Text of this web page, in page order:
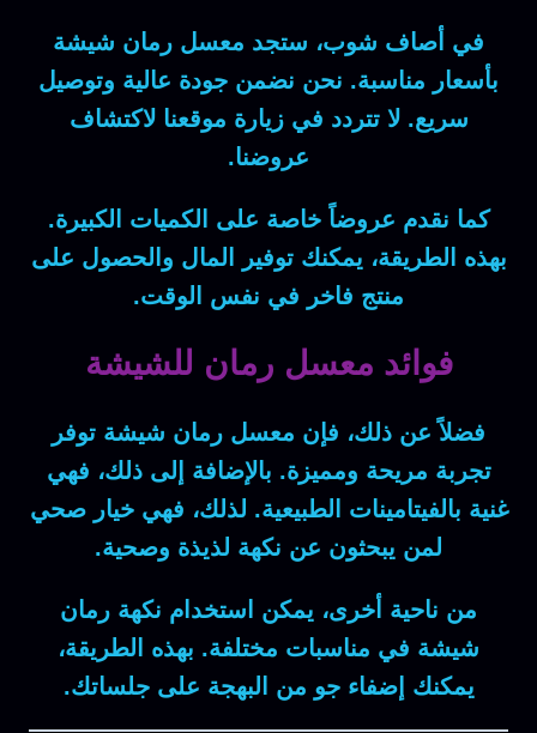
في أصاف شوب، ستجد معسل رمان شيشة
بأسعار مناسبة. نحن نضمن جودة عالية وتوصيل
سريع.لا تتردد في زيارة موقعنالاكتشاف
عروضنا.
كما نقدم عروضاً خاصة على الكميات الكبيرة.
بهذه الطريقة، يمكنكتوفير المال والحصول على
منتج فاخر في نفس الوقت.
فوائد معسل رمان للشيشة
فضلاً عن ذلك، فإن معسل رمان شيشة توفر
تجربة مريحة ومميزة. بالإضافة إلى ذلك، فهي
غنية بالفيتامينات الطبيعية. لذلك، فهيخيار صحي
لمن يبحثون عن نكهة لذيذة وصحية.
من ناحية أخرى، يمكن
استخدام نكهة رمان
شيشة في مناسبات مختلفة. بهذه الطريقة،
يمكنك إضفاء جو من البهجة على جلساتك.